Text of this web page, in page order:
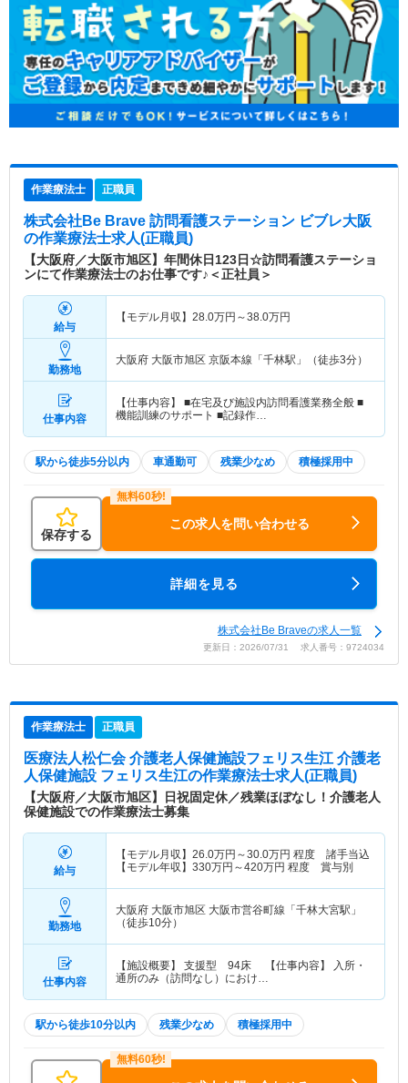
作業療法士 正職員
株式会社Be Brave 訪問看護ステーション ビブレ大阪
の作業療法士求人(正職員)
【大阪府／大阪市旭区】年間休日123日☆訪問看護ステーショ
ンにて作業療法士のお仕事です♪＜正社員＞
給与
【モデル月収】 28.0万円～38.0万円
勤務地
大阪府 大阪市旭区 京阪本線「千林駅」（徒歩3分）
仕事内容
【仕事内容】 ■在宅及び施設内訪問看護業務全般 ■
機能訓練のサポート ■記録作…
駅から徒歩5分以内 車通勤可 残業少なめ 積極採用中
保存する
この求人を問い合わせる
詳細を見る
株式会社Be Braveの求人一覧
更新日：2026/07/31 求人番号：9724034
作業療法士 正職員
医療法人松仁会 介護老人保健施設フェリス生江 介護老
人保健施設 フェリス生江の作業療法士求人(正職員)
【大阪府／大阪市旭区】日祝固定休／残業ほぼなし！介護老人
保健施設での作業療法士募集
給与
【モデル月収】 26.0万円～30.0万円 程度 諸手当込
【モデル年収】 330万円～420万円 程度 賞与別
勤務地
大阪府 大阪市旭区 大阪市営谷町線「千林大宮駅」
（徒歩10分）
仕事内容
【施設概要】 支援型 94床 【仕事内容】 入所・
通所のみ（訪問なし）におけ…
駅から徒歩10分以内 残業少なめ 積極採用中